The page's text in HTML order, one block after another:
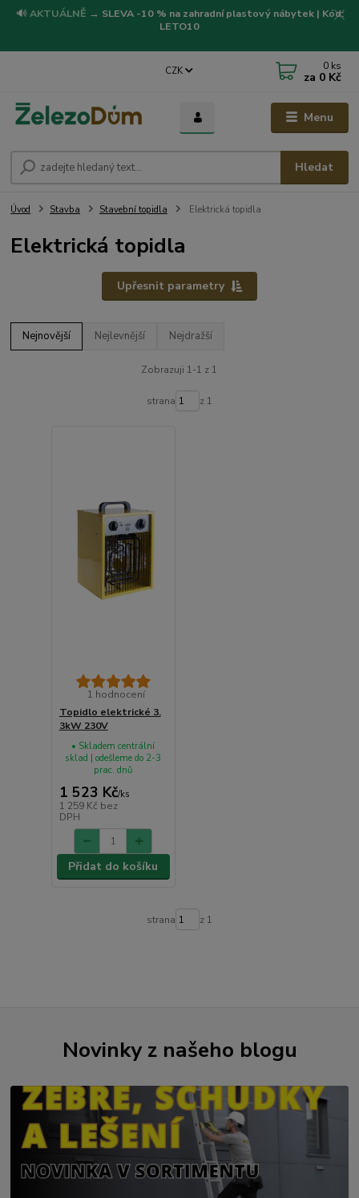
🔊 AKTUÁLNĚ → SLEVA -10 % na zahradní plastový nábytek | Kód:
LETO10
Menu
CZK
Hledat
0 ks
za 0 Kč
Úvod Stavba Stavební topidla Elektrická topidla
Elektrická topidla
Upřesnit parametry
Nejnovější Nejlevnější Nejdražší
Zobrazuji 1-1 z 1
strana z 1
1 hodnocení
Topidlo elektrické 3.
3kW 230V
1 523 Kč/ks
1 259 Kč bez
DPH
• Skladem centrální
sklad | odešleme do 2-3
prac. dnů
Přidat do košíku
strana z 1
Novinky z našeho blogu